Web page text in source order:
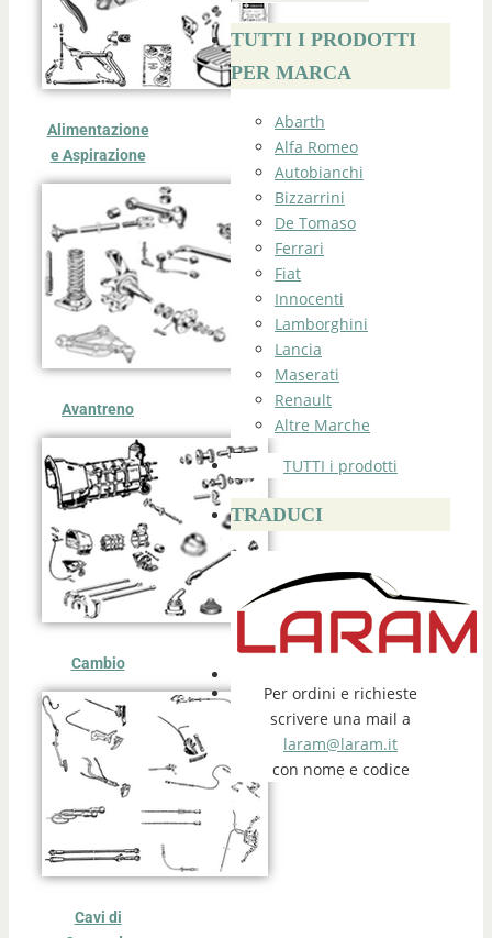
Alimentazione
e Aspirazione
Avantreno
Cambio
Cavi di
TUTTI I PRODOTTI
PER MARCA
Abarth
Alfa Romeo
Autobianchi
Bizzarrini
De Tomaso
Ferrari
Fiat
Innocenti
Lamborghini
Lancia
Maserati
Renault
Altre Marche
TUTTI i prodotti
TRADUCI
Per ordini e richieste
scrivere una mail a
laram@laram.it
con nome e codice